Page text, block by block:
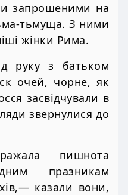
запрошеними на
тьмуща. З ними
жінки Рима.
руку з батьком
очей, чорне, як
засвідчували в
звернулися до
пишнота
празникам
казали вони,